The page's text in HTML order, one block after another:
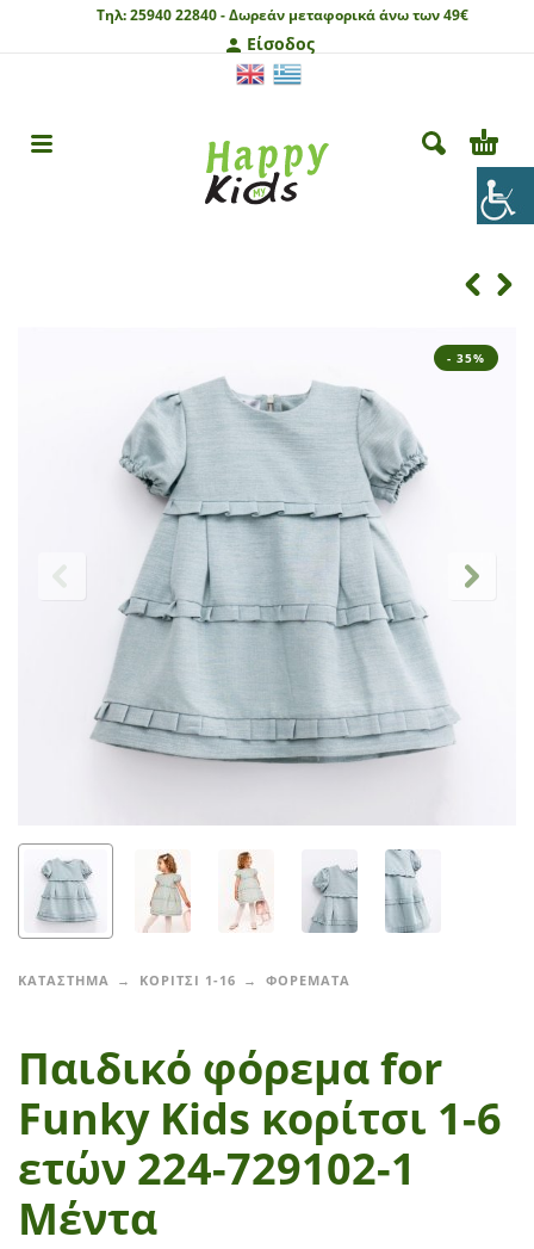
Τηλ:25940 22840 -Δωρεάν μεταφορικά άνω των 49€
Είσοδος
- 35%
ΚΑΤΑΣΤΗΜΑ ΚΟΡΙΤΣΙ 1-16 ΦΟΡΕΜΑΤΑ
Παιδικό φόρεμα for
Funky Kids κορίτσι 1-6
ετών 224-729102-1
Μέντα